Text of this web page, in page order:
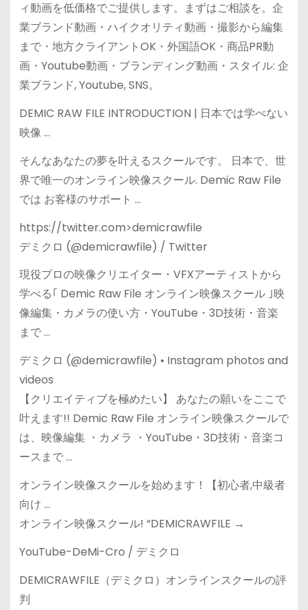
ィ動画を低価格でご提供します。まずはご相談を。企
業ブランド動画・ハイクオリティ動画・撮影から編集
まで・地方クライアントOK・外国語OK・商品PR動
画・Youtube動画・ブランディング動画・スタイル: 企
業ブランド, Youtube, SNS。
DEMIC RAW FILE INTRODUCTION | 日本では学べない
映像 …
そんなあなたの夢を叶えるスクールです。 日本で、世
界で唯一のオンライン映像スクール. Demic Raw File
では お客様のサポート …
https://twitter.com>demicrawfile
デミクロ (@demicrawfile) / Twitter
現役プロの映像クリエイター・VFXアーティストから
学べる｢ Demic Raw File オンライン映像スクール ｣映
像編集・カメラの使い方・YouTube・3D技術・音楽
まで …
デミクロ (@demicrawfile) • Instagram photos and
videos
【クリエイティブを極めたい】 あなたの願いをここで
叶えます!! Demic Raw File オンライン映像スクールで
は、映像編集 ・カメラ ・YouTube・3D技術・音楽コ
ースまで …
オンライン映像スクールを始めます！【初心者,中級者
向け …
オンライン映像スクール! “DEMICRAWFILE →
YouTube-DeMi-Cro / デミクロ
DEMICRAWFILE（デミクロ）オンラインスクールの評
判